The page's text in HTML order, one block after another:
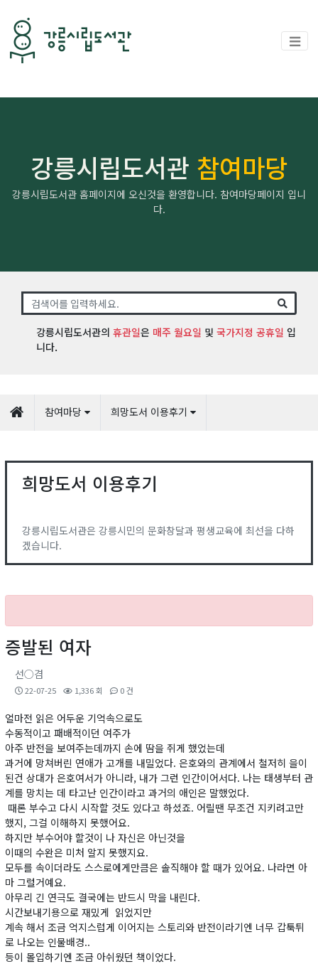
강릉시립도서관 참여마당
강릉시립도서관 홈페이지에 오신것을 환영합니다. 참여마당페이지 입니
다.
강릉시립도서관의 휴관일은 매주 월요일 및 국가지정 공휴일 입
니다.
참여마당 희망도서 이용후기
희망도서 이용후기
강릉시립도서관은 강릉시민의 문화창달과 평생교육에 최선을 다하
겠습니다.
증발된 여자
선○겸
22-07-25 1,336 회 0 건
얼마전 읽은 어두운 기억속으로도
수동적이고 패배적이던 여주가
아주 반전을 보여주는데까지 손에 땀을 쥐게 했었는데
과거에 망쳐버린 연애가 고개를 내밀었다. 은호와의 관계에서 철저히 을이
된건 상대가 은호여서가 아니라, 내가 그런 인간이어서다. 나는 태생부터 관
계를 망치는 데 타고난 인간이라고 과거의 애인은 말했었다.
때론 부수고 다시 시작할 것도 있다고 하셨죠. 어릴땐 무조건 지키려고만
했지, 그걸 이해하지 못했어요.
하지만 부수어야 할것이 나 자신은 아닌것을
이때의 수완은 미처 알지 못했지요.
모두를 속이더라도 스스로에게만큼은 솔직해야 할 때가 있어요. 나라면 아
마 그럴거예요.
아무리 긴 연극도 결국에는 반드시 막을 내린다.
시간보내기용으로 재밌게 읽었지만
계속 해서 조금 억지스럽게 이어지는 스토리와 반전이라기엔 너무 갑툭튀
로 나오는 인물배경..
등이 몰입하기엔 조금 아쉬웠던 책이었다.